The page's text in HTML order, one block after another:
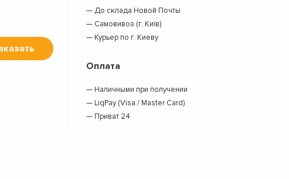
— До склада Новой Почты
— Самовивоз (г. Київ)
— Курьер по г. Киеву
Оплата
— Наличными при получении
— LiqPay (Visa / Master Card)
— Приват 24